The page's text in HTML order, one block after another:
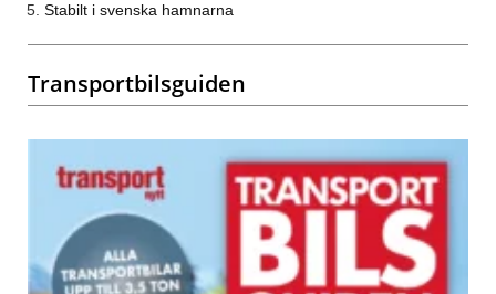
Stabilt i svenska hamnarna
Transportbilsguiden